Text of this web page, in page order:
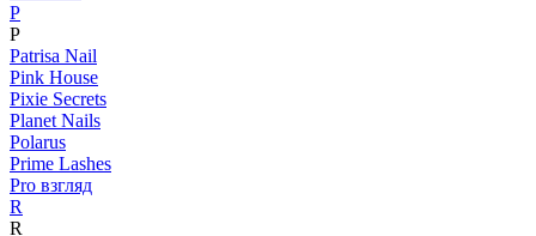
P
P
Patrisa Nail
Pink House
Pixie Secrets
Planet Nails
Polarus
Prime Lashes
Pro взгляд
R
R